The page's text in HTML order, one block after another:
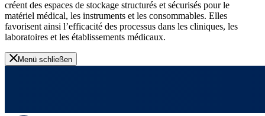
créent des espaces de stockage structurés et sécurisés pour le
matériel médical, les instruments et les consommables. Elles
favorisent ainsi l’efficacité des processus dans les cliniques, les
laboratoires et les établissements médicaux.
Menü schließen